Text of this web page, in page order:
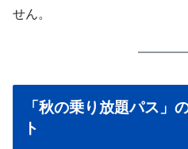
せん。
「秋の乗り放題パス」
ト